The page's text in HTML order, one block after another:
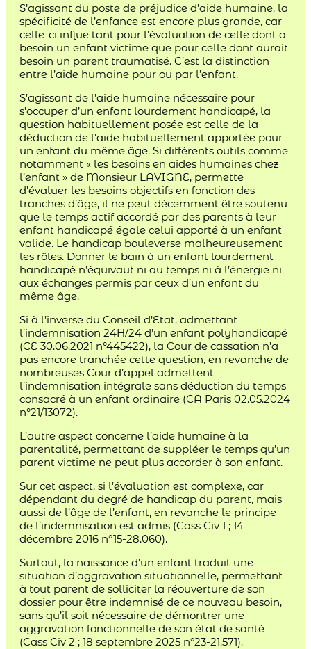
S’agissant du poste de préjudice d’aide humaine, la
spécificité de l’enfance est encore plus grande, car
celle-ci influe tant pour l’évaluation de celle dont a
besoin un enfant victime que pour celle dont aurait
besoin un parent traumatisé. C’est la distinction
entre l’aide humaine pour ou par l’enfant.
S’agissant de l’aide humaine nécessaire pour
s’occuper d’un enfant lourdement handicapé, la
question habituellement posée est celle de la
déduction de l’aide habituellement apportée pour
un enfant du même âge. Si différents outils comme
notamment « les besoins en aides humaines chez
l’enfant » de Monsieur LAVIGNE, permette
d’évaluer les besoins objectifs en fonction des
tranches d’âge, il ne peut décemment être soutenu
que le temps actif accordé par des parents à leur
enfant handicapé égale celui apporté à un enfant
valide. Le handicap bouleverse malheureusement
les rôles. Donner le bain à un enfant lourdement
handicapé n’équivaut ni au temps ni à l’énergie ni
aux échanges permis par ceux d’un enfant du
même âge.
Si à l’inverse du Conseil d’Etat, admettant
l’indemnisation 24H/24 d’un enfant polyhandicapé
(CE 30.06.2021 n°445422), la Cour de cassation n’a
pas encore tranchée cette question, en revanche de
nombreuses Cour d’appel admettent
l’indemnisation intégrale sans déduction du temps
consacré à un enfant ordinaire (CA Paris 02.05.2024
n°21/13072).
L’autre aspect concerne l’aide humaine à la
parentalité, permettant de suppléer le temps qu’un
parent victime ne peut plus accorder à son enfant.
Sur cet aspect, si l’évaluation est complexe, car
dépendant du degré de handicap du parent, mais
aussi de l’âge de l’enfant, en revanche le principe
de l’indemnisation est admis (Cass Civ 1 ; 14
décembre 2016 n°15-28.060).
Surtout, la naissance d’un enfant traduit une
situation d’aggravation situationnelle, permettant
à tout parent de solliciter la réouverture de son
dossier pour être indemnisé de ce nouveau besoin,
sans qu’il soit nécessaire de démontrer une
aggravation fonctionnelle de son état de santé
(Cass Civ 2 ; 18 septembre 2025 n°23-21.571).